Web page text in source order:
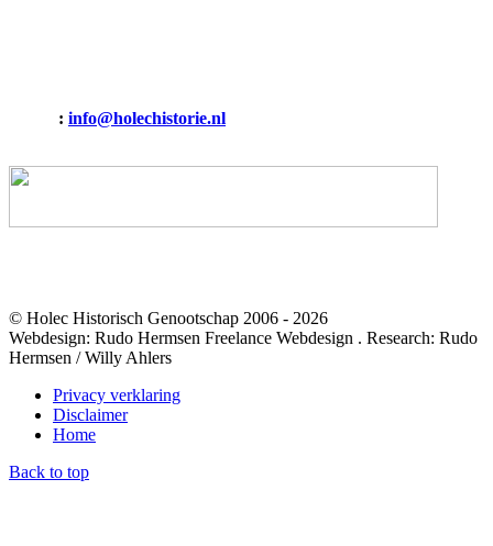
: info@holechistorie.nl
© Holec Historisch Genootschap 2006 - 2026
Webdesign: Rudo Hermsen Freelance Webdesign . Research: Rudo
Hermsen / Willy Ahlers
Privacy verklaring
Disclaimer
Home
Back to top